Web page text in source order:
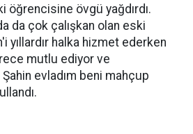
öğrencisine övgü yağdırdı.
da çok çalışkan olan eski
yıllardır halka hizmet ederken
mutlu ediyor ve
Şahin evladım beni mahçup